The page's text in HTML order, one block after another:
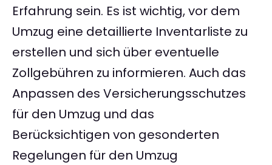
Erfahrung sein. Es ist wichtig, vor dem
Umzug eine detaillierte Inventarliste zu
erstellen und sich über eventuelle
Zollgebühren zu informieren. Auch das
Anpassen des Versicherungsschutzes
für den Umzug und das
Berücksichtigen von gesonderten
Regelungen für den Umzug